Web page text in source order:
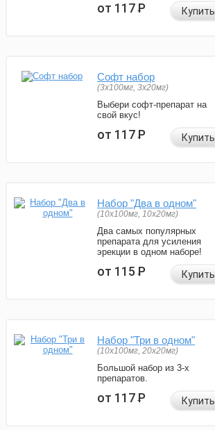
от 117Р Купить
Софт набор
(3x100мг, 3x20мг)
Выбери софт-препарат на
свой вкус!
от 117Р Купить
Набор "Два в одном"
(10x100мг, 10x20мг)
Два самых популярных
препарата для усиления
эрекции в одном наборе!
от 115Р Купить
Набор "Три в одном"
(10x100мг, 20x20мг)
Большой набор из 3-х
препаратов.
от 117Р Купить